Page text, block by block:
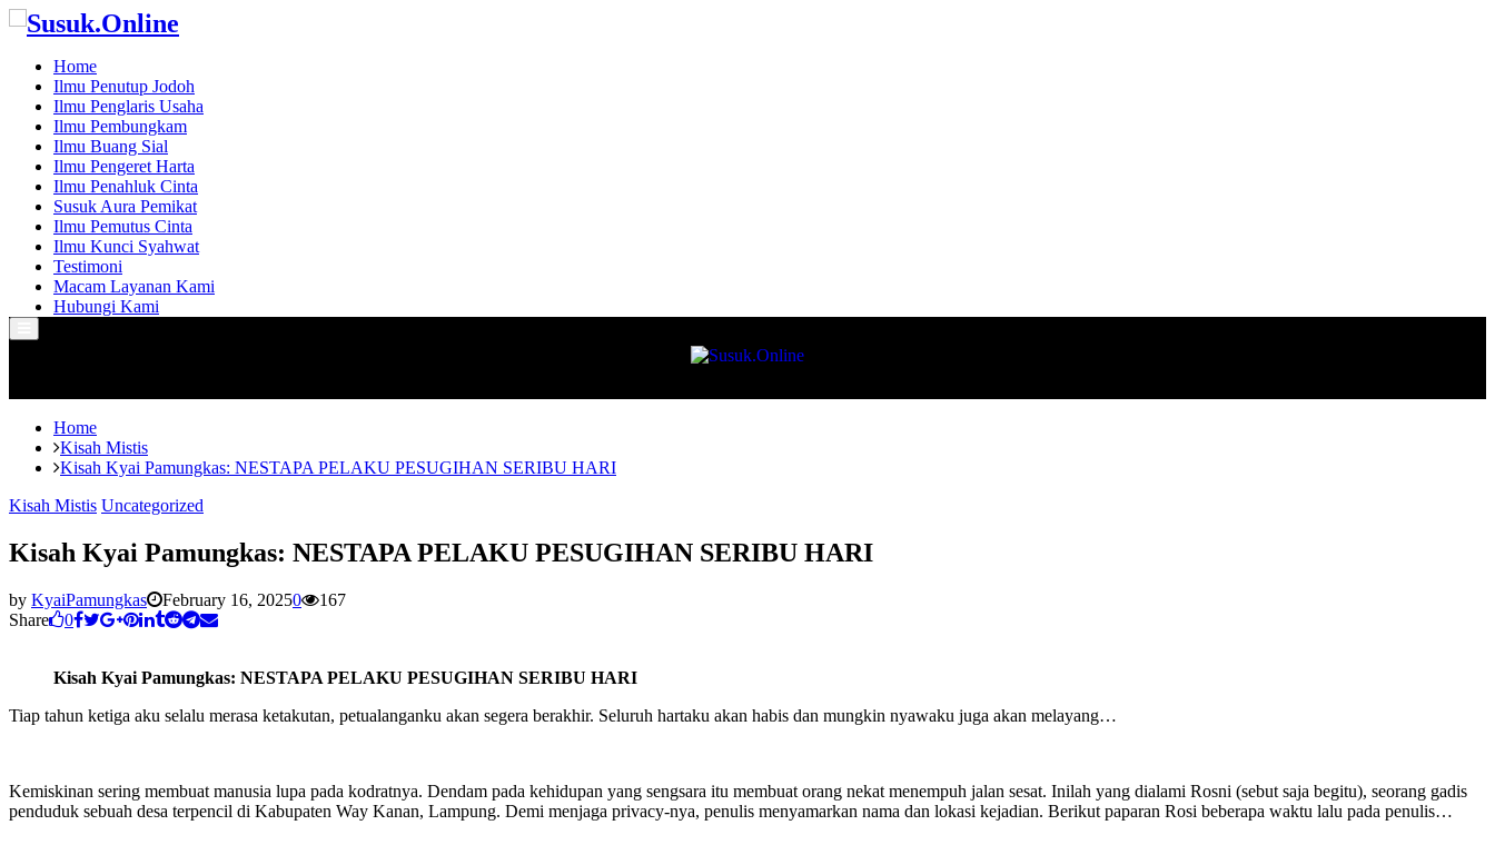
Home
Ilmu Penutup Jodoh
Ilmu Penglaris Usaha
Ilmu Pembungkam
Ilmu Buang Sial
Ilmu Pengeret Harta
Ilmu Penahluk Cinta
Susuk Aura Pemikat
Ilmu Pemutus Cinta
Ilmu Kunci Syahwat
Testimoni
Macam Layanan Kami
Hubungi Kami
Menu
Home
Kisah Mistis
Kisah Kyai Pamungkas: NESTAPA PELAKU PESUGIHAN SERIBU HARI
Kisah Mistis Uncategorized
Kisah Kyai Pamungkas: NESTAPA PELAKU PESUGIHAN SERIBU HARI
by KyaiPamungkas February 16, 20250
167
Share
0
Kisah Kyai Pamungkas: NESTAPA PELAKU PESUGIHAN SERIBU HARI
Tiap tahun ketiga aku selalu merasa ketakutan, petualanganku akan segera berakhir. Seluruh hartaku akan habis dan mungkin nyawaku juga akan melayang…
Kemiskinan sering membuat manusia lupa pada kodratnya. Dendam pada kehidupan yang sengsara itu membuat orang nekat menempuh jalan sesat. Inilah yang dialami Rosni (sebut saja begitu), seorang gadis
penduduk sebuah desa terpencil di Kabupaten Way Kanan, Lampung. Demi menjaga privacy-nya, penulis menyamarkan nama dan lokasi kejadian. Berikut paparan Rosi beberapa waktu lalu pada penulis…